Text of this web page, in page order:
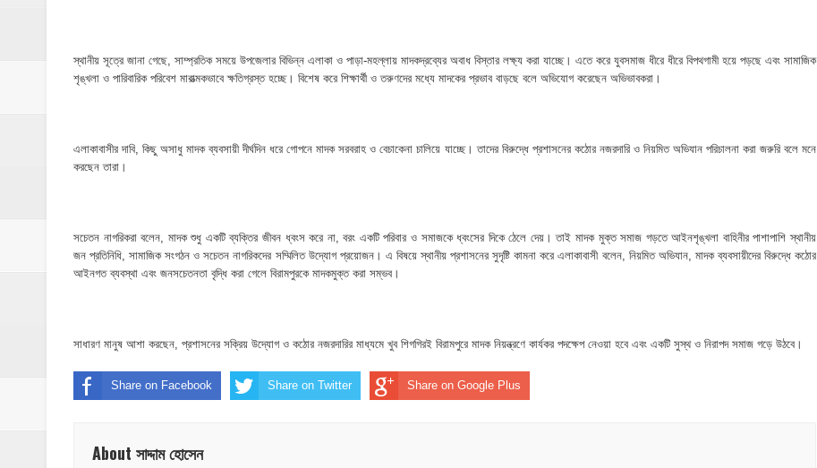
মাদকের ব্যাপারে কোনো সুপারিশ চলবে না, বিএনপির হলেও শাস্তি আরও বেশি হবে” — এমপি মাহমুদুল হক রুবেল
​ইসলামপুরে পূর্বশত্রুতার জেরে প্রতিপক্ষের বসতঘরে মধ্যরাতে তাণ্ডব,গরু,স্বর্ণালঙ্কারসহ বিপুল টাকা লুট
শেষ আশ্রয়েও দখলের থাবা, কবরস্থানের জমি নিয়ে উত্তপ্ত ইসলামপুর
স্থানীয় সূত্রে জানা গেছে, সাম্প্রতিক সময়ে উপজেলার বিভিন্ন এলাকা ও পাড়া-মহল্লায় মাদকদ্রব্যের অবাধ বিস্তার লক্ষ্য করা যাচ্ছে। এতে করে যুবসমাজ ধীরে ধীরে বিপথগামী হয়ে পড়ছে এবং সামাজিক
শৃঙ্খলা ও পারিবারিক পরিবেশ মারাত্মকভাবে ক্ষতিগ্রস্ত হচ্ছে। বিশেষ করে শিক্ষার্থী ও তরুণদের মধ্যে মাদকের প্রভাব বাড়ছে বলে অভিযোগ করেছেন অভিভাবকরা।
এলাকাবাসীর দাবি, কিছু অসাধু মাদক ব্যবসায়ী দীর্ঘদিন ধরে গোপনে মাদক সরবরাহ ও বেচাকেনা চালিয়ে যাচ্ছে। তাদের বিরুদ্ধে প্রশাসনের কঠোর নজরদারি ও নিয়মিত অভিযান পরিচালনা করা জরুরি বলে মনে
করছেন তারা।
সচেতন নাগরিকরা বলেন, মাদক শুধু একটি ব্যক্তির জীবন ধ্বংস করে না, বরং একটি পরিবার ও সমাজকে ধ্বংসের দিকে ঠেলে দেয়। তাই মাদক মুক্ত সমাজ গড়তে আইনশৃঙ্খলা বাহিনীর পাশাপাশি স্থানীয়
জন প্রতিনিধি, সামাজিক সংগঠন ও সচেতন নাগরিকদের সম্মিলিত উদ্যোগ প্রয়োজন। এ বিষয়ে স্থানীয় প্রশাসনের সুদৃষ্টি কামনা করে এলাকাবাসী বলেন, নিয়মিত অভিযান, মাদক ব্যবসায়ীদের বিরুদ্ধে কঠোর
আইনগত ব্যবস্থা এবং জনসচেতনতা বৃদ্ধি করা গেলে বিরামপুরকে মাদকমুক্ত করা সম্ভব।
সাধারণ মানুষ আশা করছেন, প্রশাসনের সক্রিয় উদ্যোগ ও কঠোর নজরদারির মাধ্যমে খুব শিগগিরই বিরামপুরে মাদক নিয়ন্ত্রণে কার্যকর পদক্ষেপ নেওয়া হবে এবং একটি সুস্থ ও নিরাপদ সমাজ গড়ে উঠবে।
Share on Facebook Share on Twitter Share on Google Plus
About সাদ্দাম হোসেন